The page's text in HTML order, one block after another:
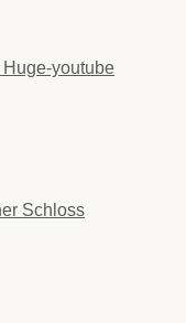
Huge-youtube